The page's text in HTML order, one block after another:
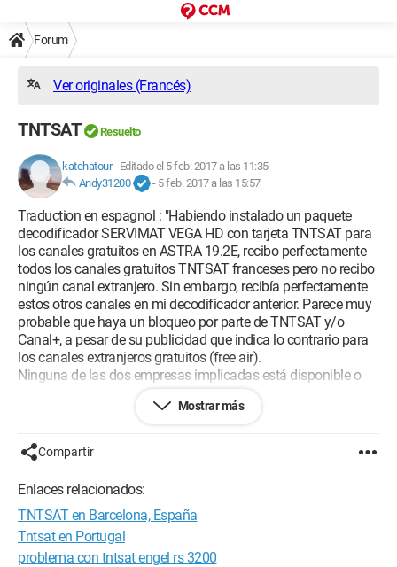
Forum
Ver originales (Francés)
TNTSAT Resuelto
katchatour- Editado el 5 feb. 2017 a las 11:35
Andy31200
- 5 feb. 2017 a las 15:57
Traduction en espagnol : "Habiendo instalado un paquete
decodificador SERVIMAT VEGA HD con tarjeta TNTSAT para
los canales gratuitos en ASTRA 19.2E, recibo perfectamente
todos los canales gratuitos TNTSAT franceses pero no recibo
ningún canal extranjero. Sin embargo, recibía perfectamente
estos otros canales en mi decodificador anterior. Parece muy
probable que haya un bloqueo por parte de TNTSAT y/o
Canal+, a pesar de su publicidad que indica lo contrario para
los canales extranjeros gratuitos (free air).
Ninguna de las dos empresas implicadas está disponible o
¿Alguien podría darme más información y/o soluciones?
Mostrar más
Compartir
Enlaces relacionados:
TNTSAT en Barcelona, España
Tntsat en Portugal
problema con tntsat engel rs 3200